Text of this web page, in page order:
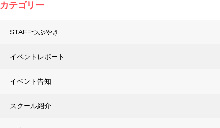
カテゴリー
STAFFつぶやき
イベントレポート
イベント告知
スクール紹介